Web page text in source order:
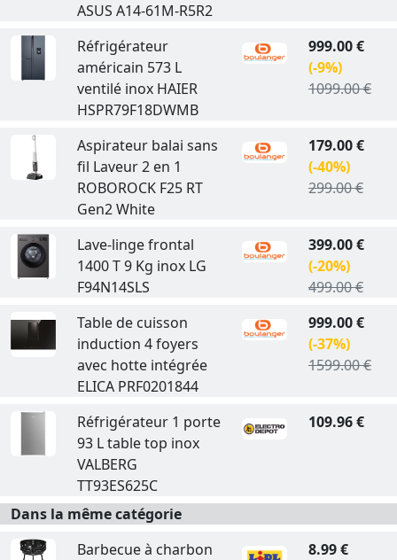
ASUS A14-61M-R5R2
Réfrigérateur
américain 573 L
ventilé inox HAIER
HSPR79F18DWMB
999.00 €
(-9%)
1099.00 €
Aspirateur balai sans
fil Laveur 2 en 1
ROBOROCK F25 RT
Gen2 White
179.00 €
(-40%)
299.00 €
Lave-linge frontal
1400 T 9 Kg inox LG
F94N14SLS
399.00 €
(-20%)
499.00 €
Table de cuisson
induction 4 foyers
avec hotte intégrée
ELICA PRF0201844
999.00 €
(-37%)
1599.00 €
Réfrigérateur 1 porte
93 L table top inox
VALBERG
TT93ES625C
109.96 €
Dans la même catégorie
Barbecue à charbon
8.99 €